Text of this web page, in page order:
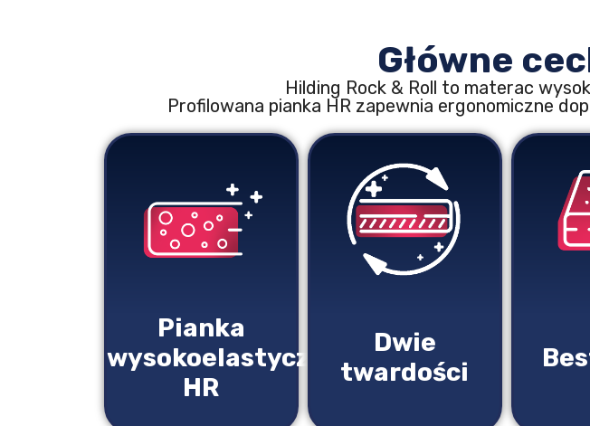
Główne
Hilding Rock & Roll to materac
Profilowana pianka HR zapewnia ergonomiczne
Pianka
wysokoelastyczna
HR
Dwie
twardości